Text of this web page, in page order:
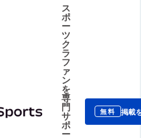
ス
ポ
ー
ツ
ク
ラ
フ
ァ
ン
を
専
門
サ
ポ
ー
無料 掲載